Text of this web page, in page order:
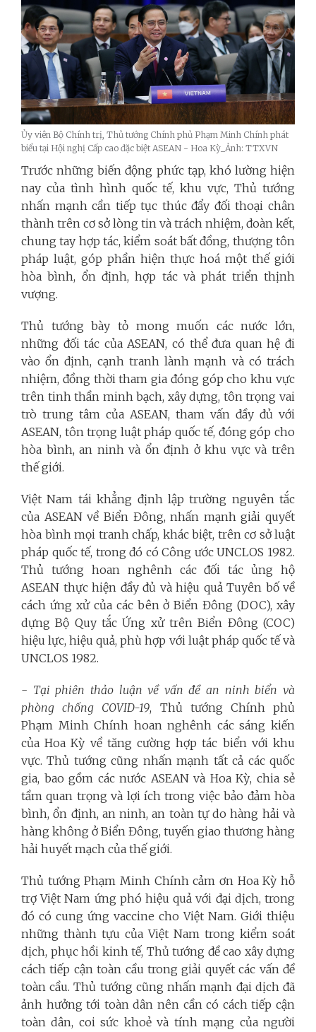
Ủy viên Bộ Chính trị, Thủ tướng Chính phủ Phạm Minh Chính phát
biểu tại Hội nghị Cấp cao đặc biệt ASEAN - Hoa Kỳ_Ảnh: TTXVN
Trước những biến động phức tạp, khó lường hiện
nay của tình hình quốc tế, khu vực, Thủ tướng
nhấn mạnh cần tiếp tục thúc đẩy đối thoại chân
thành trên cơ sở lòng tin và trách nhiệm, đoàn kết,
chung tay hợp tác, kiểm soát bất đồng, thượng tôn
pháp luật, góp phần hiện thực hoá một thế giới
hòa bình, ổn định, hợp tác và phát triển thịnh
vượng.
Thủ tướng bày tỏ mong muốn các nước lớn,
những đối tác của ASEAN, có thể đưa quan hệ đi
vào ổn định, cạnh tranh lành mạnh và có trách
nhiệm, đồng thời tham gia đóng góp cho khu vực
trên tinh thần minh bạch, xây dựng, tôn trọng vai
trò trung tâm của ASEAN, tham vấn đầy đủ với
ASEAN, tôn trọng luật pháp quốc tế, đóng góp cho
hòa bình, an ninh và ổn định ở khu vực và trên
thế giới.
Việt Nam tái khẳng định lập trường nguyên tắc
của ASEAN về Biển Đông, nhấn mạnh giải quyết
hòa bình mọi tranh chấp, khác biệt, trên cơ sở luật
pháp quốc tế, trong đó có Công ước UNCLOS 1982.
Thủ tướng hoan nghênh các đối tác ủng hộ
ASEAN thực hiện đầy đủ và hiệu quả Tuyên bố về
cách ứng xử của các bên ở Biển Đông (DOC), xây
dựng Bộ Quy tắc Ứng xử trên Biển Đông (COC)
hiệu lực, hiệu quả, phù hợp với luật pháp quốc tế và
UNCLOS 1982.
- Tại phiên thảo luận về vấn đề an ninh biển và
phòng chống COVID-19, Thủ tướng Chính phủ
Phạm Minh Chính hoan nghênh các sáng kiến
của Hoa Kỳ về tăng cường hợp tác biển với khu
vực. Thủ tướng cũng nhấn mạnh tất cả các quốc
gia, bao gồm các nước ASEAN và Hoa Kỳ, chia sẻ
tầm quan trọng và lợi ích trong việc bảo đảm hòa
bình, ổn định, an ninh, an toàn tự do hàng hải và
hàng không ở Biển Đông, tuyến giao thương hàng
hải huyết mạch của thế giới.
Thủ tướng Phạm Minh Chính cảm ơn Hoa Kỳ hỗ
trợ Việt Nam ứng phó hiệu quả với đại dịch, trong
đó có cung ứng vaccine cho Việt Nam. Giới thiệu
những thành tựu của Việt Nam trong kiểm soát
dịch, phục hồi kinh tế, Thủ tướng đề cao xây dựng
cách tiếp cận toàn cầu trong giải quyết các vấn đề
toàn cầu. Thủ tướng cũng nhấn mạnh đại dịch đã
ảnh hưởng tới toàn dân nên cần có cách tiếp cận
toàn dân, coi sức khoẻ và tính mạng của người